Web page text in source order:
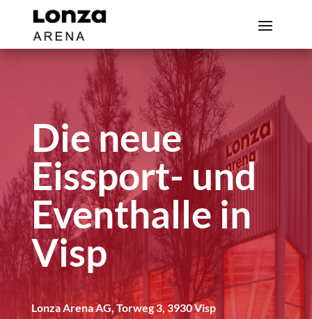
Die neue
Eissport- und
Eventhalle in
Visp
Lonza Arena AG, Torweg 3, 3930 Visp